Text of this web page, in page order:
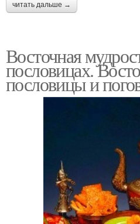
читать дальше →
Восточная
пословицах.
пословицы и